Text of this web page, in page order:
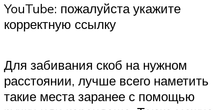
YouTube: пожалуйста укажите
корректную ссылку
Для забивания скоб на нужном
расстоянии, лучше всего наметить
такие места заранее с помощью